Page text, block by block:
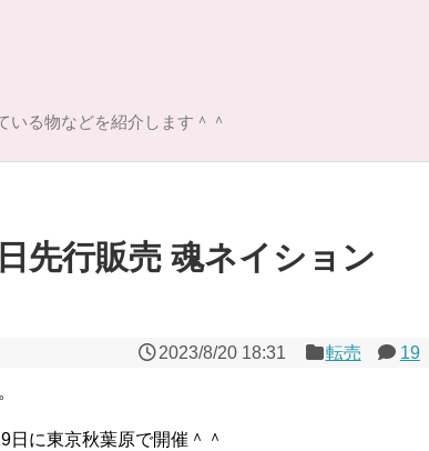
いる物などを紹介します＾＾
先行販売 魂ネイション
2023/8/20 18:31 転売 19
に東京秋葉原で開催＾＾